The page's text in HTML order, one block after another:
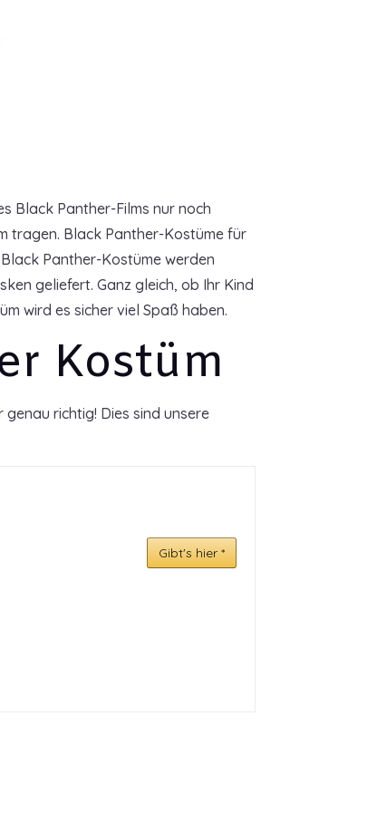
Black Panther-Films nur noch
tragen. Black Panther-Kostüme für
Panther-Kostüme werden
geliefert. Ganz gleich, ob Ihr Kind
wird es sicher viel Spaß haben.
Kostüm
richtig! Dies sind unsere
Gibt's hier *